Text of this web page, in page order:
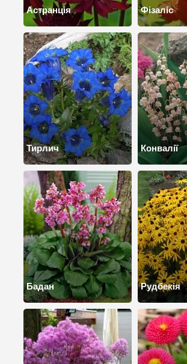
Астранція Фізаліс
Тирлич Конвалії
Бадан Рудбекія